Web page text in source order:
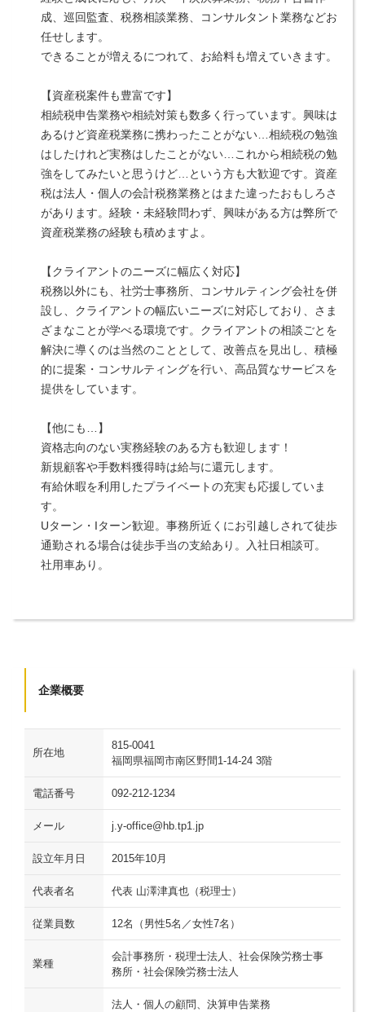
成、巡回監査、税務相談業務、コンサルタント業務などお
任せします。
できることが増えるにつれて、お給料も増えていきます。
【資産税案件も豊富です】
相続税申告業務や相続対策も数多く行っています。興味は
あるけど資産税業務に携わったことがない…相続税の勉強
はしたけれど実務はしたことがない…これから相続税の勉
強をしてみたいと思うけど…という方も大歓迎です。資産
税は法人・個人の会計税務業務とはまた違ったおもしろさ
があります。経験・未経験問わず、興味がある方は弊所で
資産税業務の経験も積めますよ。
【クライアントのニーズに幅広く対応】
税務以外にも、社労士事務所、コンサルティング会社を併
設し、クライアントの幅広いニーズに対応しており、さま
ざまなことが学べる環境です。クライアントの相談ごとを
解決に導くのは当然のこととして、改善点を見出し、積極
的に提案・コンサルティングを行い、高品質なサービスを
提供をしています。
【他にも…】
資格志向のない実務経験のある方も歓迎します！
新規顧客や手数料獲得時は給与に還元します。
有給休暇を利用したプライベートの充実も応援していま
す。
Uターン・Iターン歓迎。事務所近くにお引越しされて徒歩
通勤される場合は徒歩手当の支給あり。入社日相談可。
社用車あり。
企業概要
所在地
815-0041
福岡県福岡市南区野間1-14-24 3階
電話番号 092-212-1234
メール j.y-office@hb.tp1.jp
設立年月日 2015年10月
代表者名 代表 山澤津真也（税理士）
従業員数 12名（男性5名／女性7名）
業種
会計事務所・税理士法人、社会保険労務士事
務所・社会保険労務士法人
法人・個人の顧問、決算申告業務